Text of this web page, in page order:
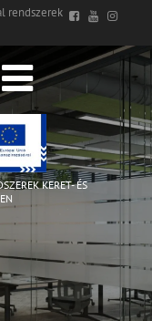
rendszerek
KERET- ÉS